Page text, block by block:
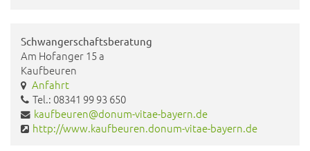
Schwangerschaftsberatung
Am Hofanger 15 a
Kaufbeuren
Anfahrt
Tel.: 08341 99 93 650
kaufbeuren@donum-vitae-bayern.de
http://www.kaufbeuren.donum-vitae-bayern.de